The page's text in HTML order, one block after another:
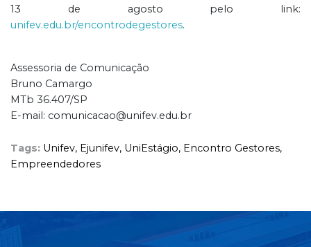
13 de agosto pelo link:
unifev.edu.br/encontrodegestores.
Assessoria de Comunicação
Bruno Camargo
MTb 36.407/SP
E-mail: comunicacao@unifev.edu.br
Tags: Unifev, Ejunifev, UniEstágio, Encontro Gestores,
Empreendedores